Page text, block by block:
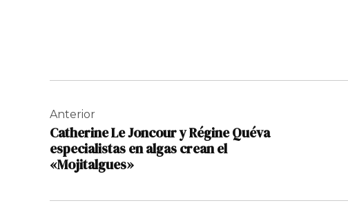
de
entradas
Anterior
Catherine Le Joncour y Régine Quéva
especialistas en algas crean el
«Mojitalgues»